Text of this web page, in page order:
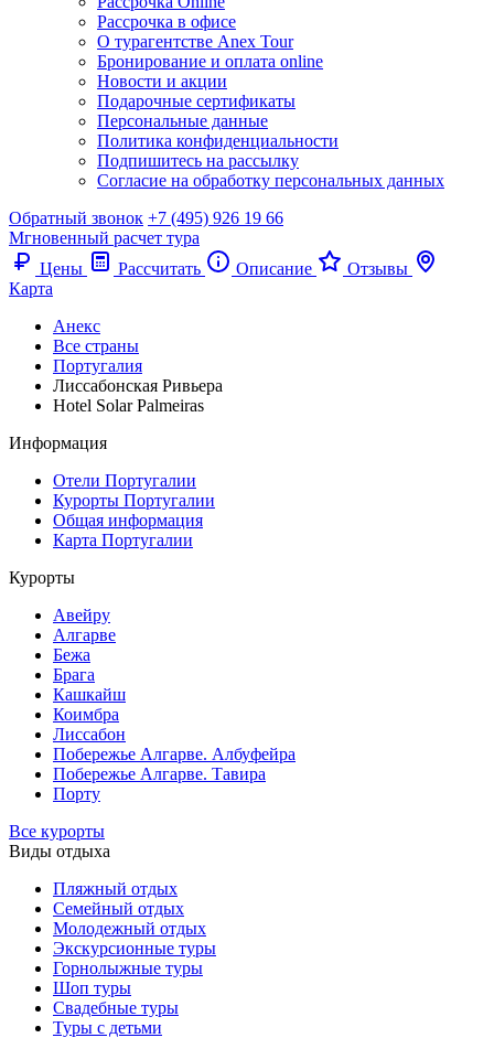
Рассрочка в офисе
О турагентстве Anex Tour
Бронирование и оплата online
Новости и акции
Подарочные сертификаты
Персональные данные
Политика конфиденциальности
Подпишитесь на рассылку
Согласие на обработку персональных данных
Обратный звонок +7 (495) 926 19 66
Мгновенный расчет тура
Цены
Рассчитать Описание
Отзывы
Карта
Анекс
Все страны
Португалия
Лиссабонская Ривьера
Hotel Solar Palmeiras
Информация
Отели Португалии
Курорты Португалии
Общая информация
Карта Португалии
Курорты
Авейру
Алгарве
Бежа
Брага
Кашкайш
Коимбра
Лиссабон
Побережье Алгарве. Албуфейра
Побережье Алгарве. Тавира
Порту
Все курорты
Виды отдыха
Пляжный отдых
Семейный отдых
Молодежный отдых
Экскурсионные туры
Горнолыжные туры
Шоп туры
Свадебные туры
Туры с детьми